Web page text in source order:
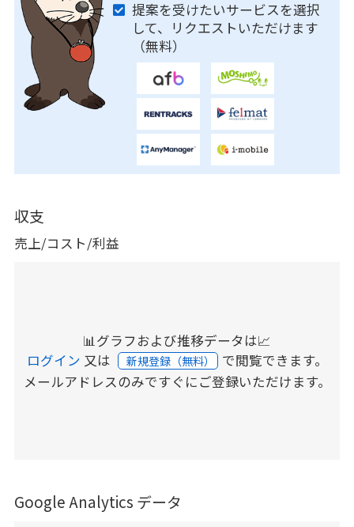
提案を受けたいサービスを選択
して、リクエストいただけます
（無料）
収支
売上/コスト/利益
📊グラフおよび推移データは📈
ログイン 又は 新規登録（無料） で閲覧できます。
メールアドレスのみですぐにご登録いただけます。
Google Analytics データ